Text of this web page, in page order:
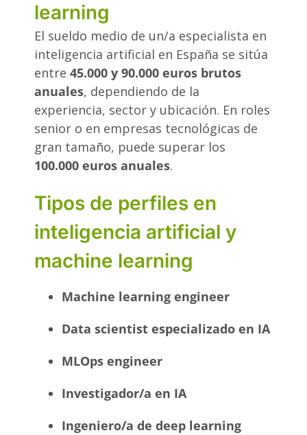
learning
El sueldo medio de un/a especialista en
inteligencia artificial en España se sitúa
entre45.000 y 90.000 euros brutos
anuales, dependiendo de la
experiencia, sector y ubicación. En roles
senior o en empresas tecnológicas de
gran tamaño, puede superar los
100.000 euros anuales.
Tipos de perfiles en
inteligencia artificial y
machine learning
Machine learning engineer
Data scientist especializado en IA
MLOps engineer
Investigador/a en IA
Ingeniero/a de deep learning